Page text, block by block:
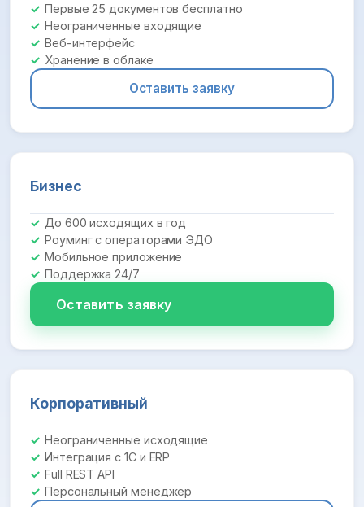
Первые 25 документов бесплатно
Неограниченные входящие
Веб-интерфейс
Хранение в облаке
Оставить заявку
Бизнес
До 600 исходящих в год
Роуминг с операторами ЭДО
Мобильное приложение
Поддержка 24/7
Оставить заявку
Корпоративный
Неограниченные исходящие
Интеграция с 1С и ERP
Full REST API
Персональный менеджер